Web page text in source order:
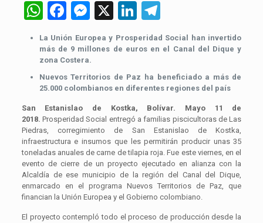
WhatsApp
Facebook
Messenger
X LinkedIn
La Unión Europea y Prosperidad Social han invertido
más de 9 millones de euros en el Canal del Dique y
zona Costera.
Nuevos Territorios de Paz ha beneficiado a más de
25.000 colombianos en diferentes regiones del país
San Estanislao de Kostka, Bolívar. Mayo 11 de
2018. Prosperidad Social entregó a familias piscicultoras de Las
Piedras, corregimiento de San Estanislao de Kostka,
infraestructura e insumos que les permitirán producir unas 35
toneladas anuales de carne de tilapia roja. Fue este viernes, en el
evento de cierre de un proyecto ejecutado en alianza con la
Alcaldía de ese municipio de la región del Canal del Dique,
enmarcado en el programa Nuevos Territorios de Paz, que
financian la Unión Europea y el Gobierno colombiano.
El proyecto contempló todo el proceso de producción desde la